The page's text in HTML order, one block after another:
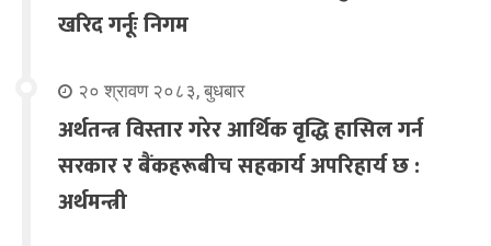
खरिद गर्नूः निगम
२० श्रावण २०८३, बुधबार
अर्थतन्त्र विस्तार गरेर आर्थिक वृद्धि हासिल गर्न
सरकार र बैंकहरूबीच सहकार्य अपरिहार्य छ :
अर्थमन्त्री